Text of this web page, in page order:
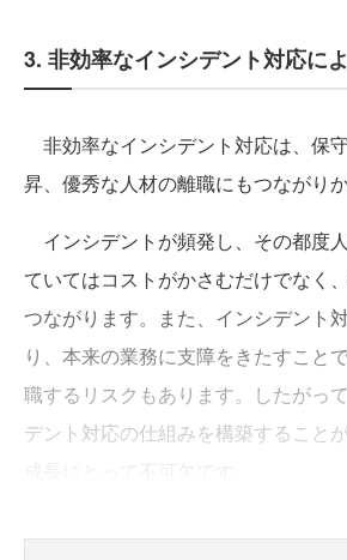
3. 非効率なインシデント対応に
非効率なインシデント対応は、保
昇、優秀な人材の離職にもつながりか
インシデントが頻発し、その都度
ていてはコストがかさむだけでなく
つながります。また、インシデント
り、本来の業務に支障をきたすこと
職するリスクもあります。したがっ
デント対応の仕組みを構築すること